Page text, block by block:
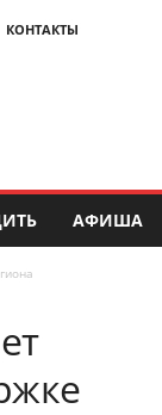
КОНТАКТЫ
АФИША